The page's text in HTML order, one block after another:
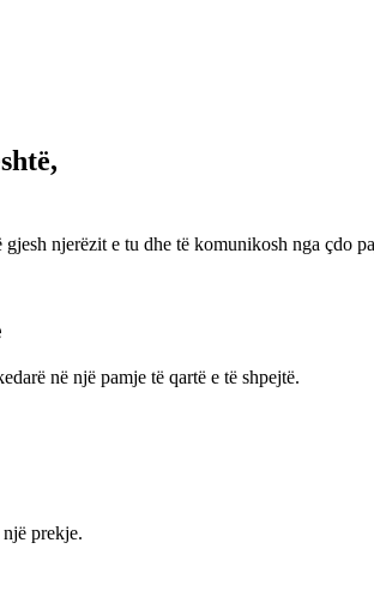
njerëzit e tu dhe të komunikosh nga çdo
në një pamje të qartë e të shpejtë.
prekje.